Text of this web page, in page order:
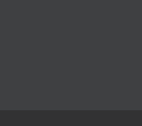
aus unserem Showroom-